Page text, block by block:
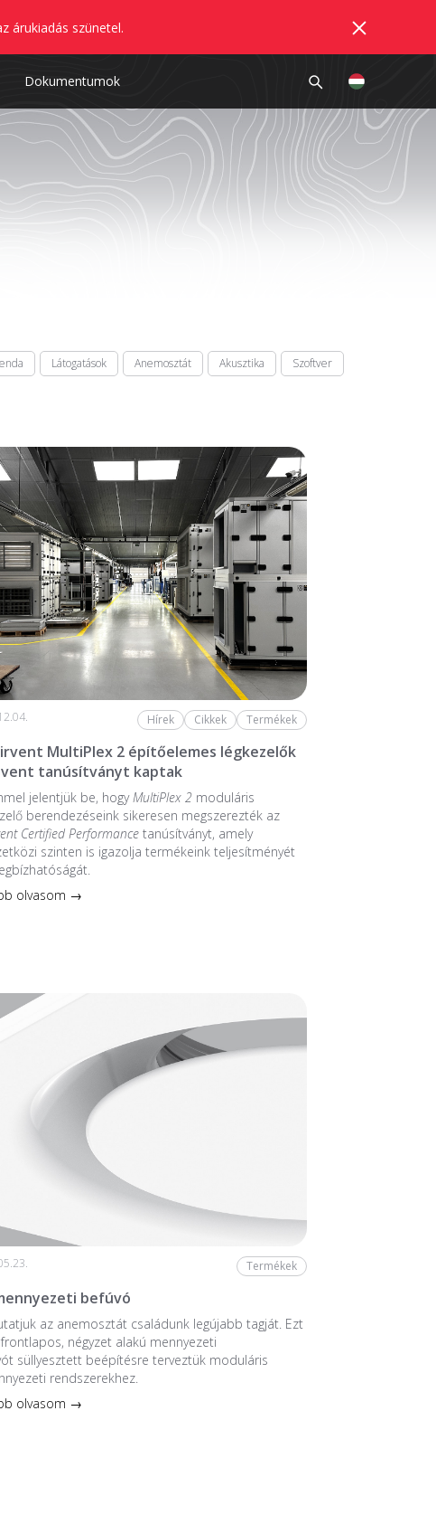
árukiadás szünetel.
Dokumentumok
Látogatások Anemosztát Akusztika
Szoftver
Hírek Cikkek Termékek
MultiPlex 2 építőelemes légkezelők
tanúsítványt kaptak
jelentjük be, hogyMultiPlex 2 moduláris
berendezéseink sikeresen megszerezték az
Certified Performance tanúsítványt, amely
szinten is igazolja termékeink teljesítményét
olvasom →
Termékek
befúvó
az anemosztát családunk legújabb tagját. Ezt
négyzet alakú mennyezeti
süllyesztett beépítésre terveztük moduláris
rendszerekhez.
olvasom →